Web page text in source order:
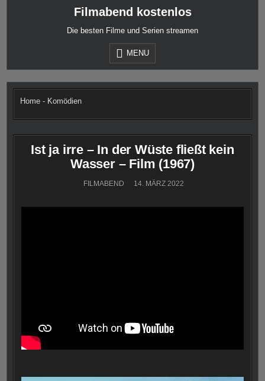
Filmabend kostenlos
Die besten Filme und Serien streamen
MENU
Home - Komödien
Ist ja irre – In der Wüste fließt kein
Wasser – Film (1967)
FILMABEND 14. MÄRZ 2022